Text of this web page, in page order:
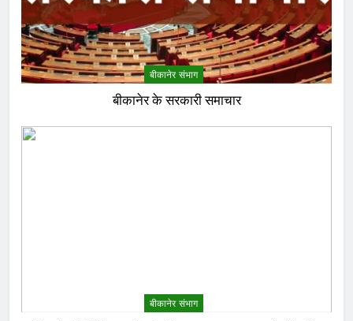
बीकानेर संभाग
बीकानेर के सरकारी समाचार
बीकानेर संभाग